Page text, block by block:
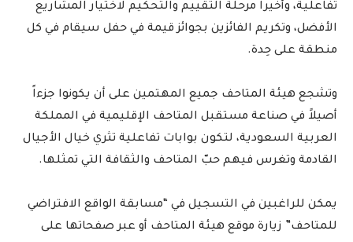
تفاعلية، وأخيراً مرحلة التقييم والتحكيم لاختيار المشاريع
الأفضل، وتكريم الفائزين بجوائز قيمة في حفل سيقام في كل
منطقة على حِدة.
وتشجع هيئة المتاحف جميع المهتمين على أن يكونوا جزءاً
أصيلاً في صناعة مستقبل المتاحف الإقليمية في المملكة
العربية السعودية، لتكون بوابات تفاعلية تثري خيال الأجيال
القادمة وتغرس فيهم حبّ المتاحف والثقافة التي تمثلها.
يمكن للراغبين في التسجيل في “مسابقة الواقع الافتراضي
للمتاحف” زيارة موقع هيئة المتاحف أو عبر صفحاتها على